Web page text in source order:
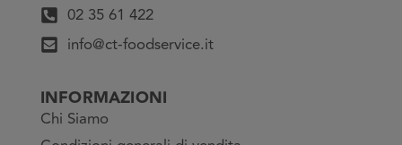
02 35 61 422
info@ct-foodservice.it
INFORMAZIONI
Chi Siamo